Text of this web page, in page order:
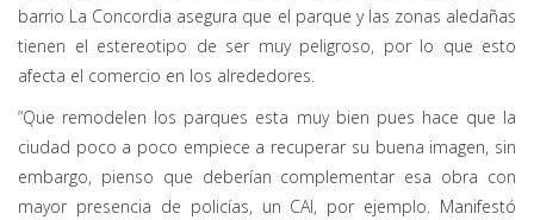
barrio La Concordia asegura que el parque y las zonas aledañas
tienen el estereotipo de ser muy peligroso, por lo que esto
afecta el comercio en los alrededores.
“Que remodelen los parques esta muy bien pues hace que la
ciudad poco a poco empiece a recuperar su buena imagen, sin
embargo, pienso que deberían complementar esa obra con
mayor presencia de policías, un CAI, por ejemplo. Manifestó